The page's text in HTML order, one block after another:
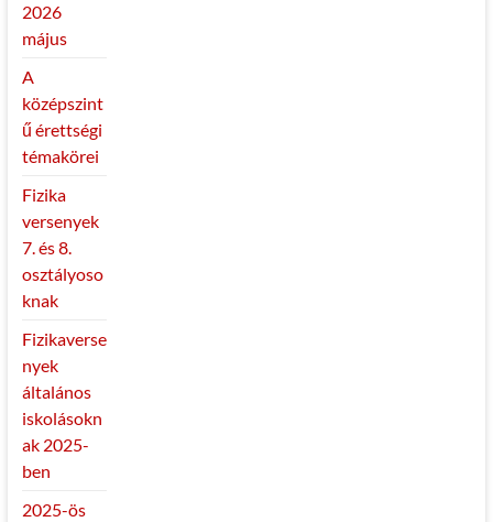
2026
május
A
középszint
ű érettségi
témakörei
Fizika
versenyek
7. és 8.
osztályoso
knak
Fizikaverse
nyek
általános
iskolásokn
ak 2025-
ben
2025-ös